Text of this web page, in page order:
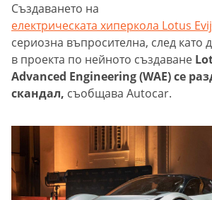
Създаването на
електрическата хиперкола Lotus
сериозна въпросителна, след като
в проекта по нейното създаване
Advanced Engineering (WAE) се
скандал, съобщава Autocar.